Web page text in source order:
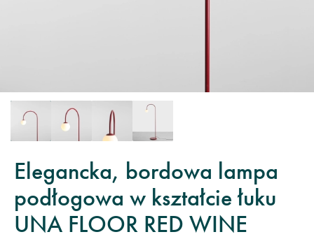
Elegancka, bordowa lampa
podłogowa w kształcie łuku
UNA FLOOR RED WINE